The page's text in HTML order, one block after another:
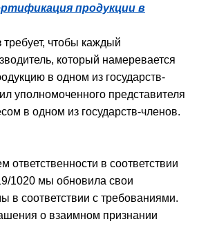
продукции в
чтобы каждый
который намеревается
в одном из государств-
уполномоченного представителя
в одном из государств-членов.
ответственности в соответствии
1020 мы обновила свои
в соответствии с требованиями.
о взаимном признании